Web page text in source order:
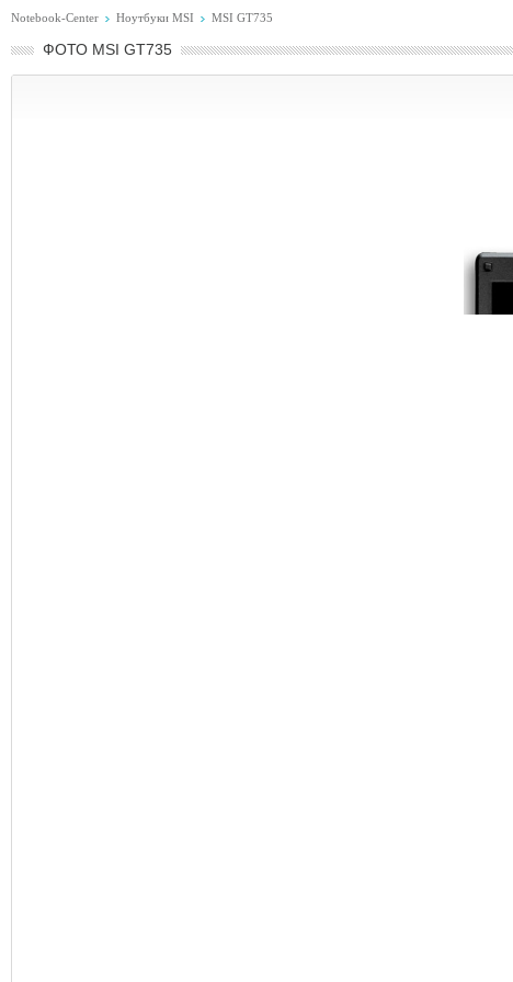
Notebook-Center Ноутбуки MSI MSI GT735
ФОТО MSI GT735